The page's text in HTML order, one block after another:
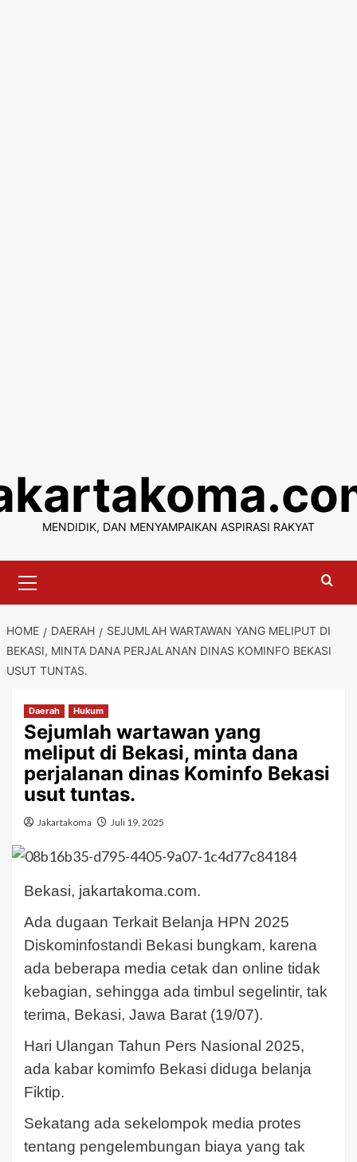
content
MENDIDIK, DAN MENYAMPAIKAN ASPIRASI RAKYAT
Menu
HOME DAERAH
SEJUMLAH WARTAWAN YANG MELIPUT DI
BEKASI, MINTA DANA PERJALANAN DINAS KOMINFO BEKASI
USUT TUNTAS.
Daerah Hukum
Sejumlah wartawan yang
meliput di Bekasi, minta dana
perjalanan dinas Kominfo Bekasi
usut tuntas.
Jakartakoma Juli 19, 2025
Bekasi, jakartakoma.com.
Ada dugaan Terkait Belanja HPN 2025
Diskominfostandi Bekasi bungkam, karena
ada beberapa media cetak dan online tidak
kebagian, sehingga ada timbul segelintir, tak
terima, Bekasi, Jawa Barat (19/07).
Hari Ulangan Tahun Pers Nasional 2025,
ada kabar komimfo Bekasi diduga belanja
Fiktip.
Sekatang ada sekelompok media protes
tentang pengelembungan biaya yang tak